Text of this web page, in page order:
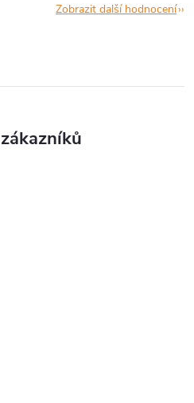
Zobrazit další hodnocení